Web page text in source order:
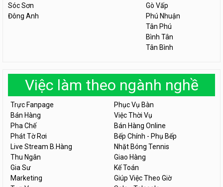
Sóc Sơn
Đông Anh
Gò Vấp
Phú Nhuận
Tân Phú
Bình Tân
Tân Bình
Việc làm theo ngành nghề
Trực Fanpage
Phục Vụ Bàn
Bán Hàng
Việc Thời Vụ
Pha Chế
Bán Hàng Online
Phát Tờ Rơi
Bếp Chính - Phụ Bếp
Live Stream B.Hàng
Nhặt Bóng Tennis
Thu Ngân
Giao Hàng
Gia Sư
Kế Toán
Marketing
Giúp Việc Theo Giờ